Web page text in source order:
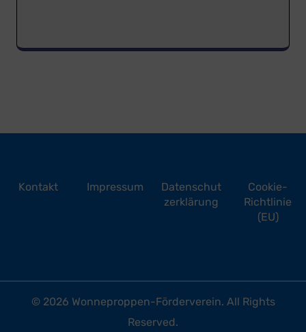
Kontakt Impressum
Datenschut
zerklärung
Cookie-
Richtlinie
(EU)
© 2026 Wonneproppen-Förderverein. All Rights
Reserved.